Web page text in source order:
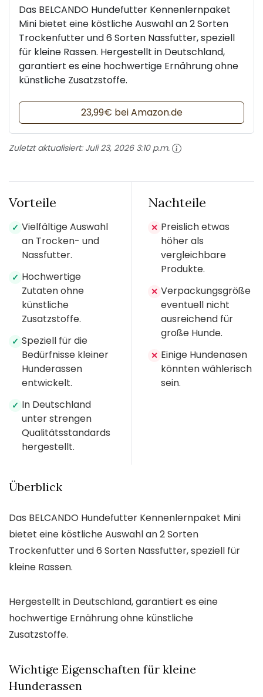
Das BELCANDO Hundefutter Kennenlernpaket
Mini bietet eine köstliche Auswahl an 2 Sorten
Trockenfutter und 6 Sorten Nassfutter, speziell
für kleine Rassen. Hergestellt in Deutschland,
garantiert es eine hochwertige Ernährung ohne
künstliche Zusatzstoffe.
23,99€ bei Amazon.de
Zuletzt aktualisiert: Juli 23, 2026 3:10 p.m.
Vorteile
✓ Vielfältige Auswahl
an Trocken- und
Nassfutter.
✓ Hochwertige
Zutaten ohne
künstliche
Zusatzstoffe.
✓ Speziell für die
Bedürfnisse kleiner
Hunderassen
entwickelt.
✓ In Deutschland
unter strengen
Qualitätsstandards
hergestellt.
Nachteile
✕ Preislich etwas
höher als
vergleichbare
Produkte.
✕ Verpackungsgröße
eventuell nicht
ausreichend für
große Hunde.
✕ Einige Hundenasen
könnten wählerisch
sein.
Überblick
Das BELCANDO Hundefutter Kennenlernpaket Mini
bietet eine köstliche Auswahl an 2 Sorten
Trockenfutter und 6 Sorten Nassfutter, speziell für
kleine Rassen.
Hergestellt in Deutschland, garantiert es eine
hochwertige Ernährung ohne künstliche
Zusatzstoffe.
Wichtige Eigenschaften für kleine
Hunderassen